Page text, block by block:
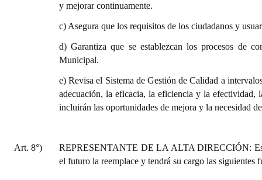
y mejorar continuamente.
c) Asegura que los requisitos de los ciudadanos y
d) Garantiza que se establezcan los procesos de
Municipal.
e) Revisa el Sistema de Gestión de Calidad a
adecuación, la eficacia, la eficiencia y la efectividad,
incluirán las oportunidades de mejora y la necesidad
Art. 8°)
REPRESENTANTE DE LA ALTA DIRECCIÓN:
el futuro la reemplace y tendrá su cargo las siguientes